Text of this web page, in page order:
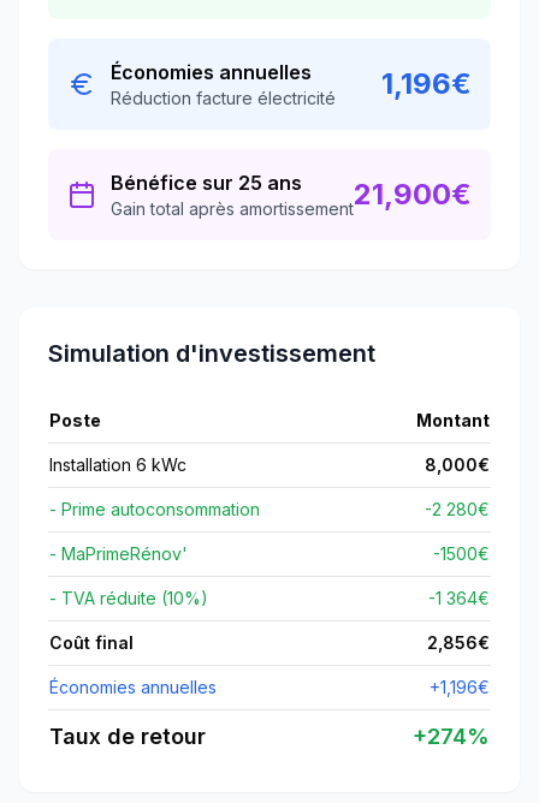
Économies annuelles
Réduction facture électricité 1,196€
Bénéfice sur 25 ans
Gain total après amortissement21,900€
Simulation d'investissement
Poste Montant
Installation 6 kWc 8,000€
- Prime autoconsommation -2 280€
- MaPrimeRénov' -1500€
- TVA réduite (10%) -1 364€
Coût final 2,856€
Économies annuelles +1,196€
Taux de retour +274%